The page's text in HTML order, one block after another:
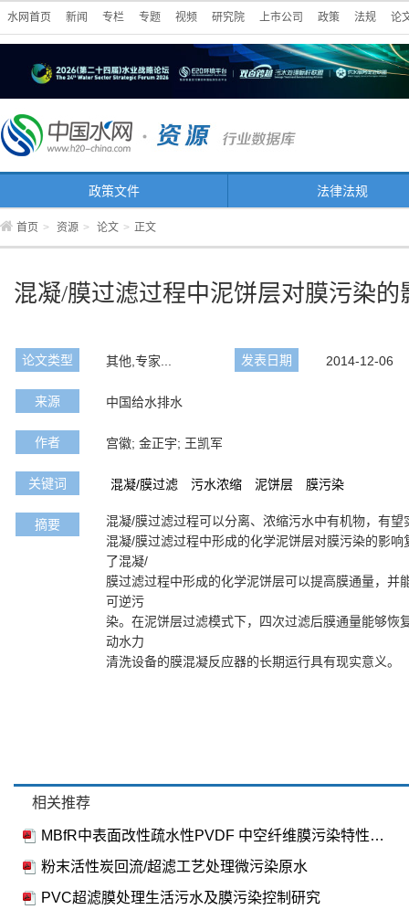
水网首页 新闻 专栏 专题 视频 研究院 上市公司 政策 法规 论
政策文件 法律法规
首页 > 资源 > 论文 > 正文
混凝/膜过滤过程中泥饼层对膜污染的
论文类型 其他,专家... 发表日期 2014-12-06
来源 中国给水排水
作者 宫徽; 金正宇; 王凯军
关键词 混凝/膜过滤 污水浓缩 泥饼层 膜污染
摘要
混凝/膜过滤过程可以分离、浓缩污水中有机物，有
混凝/膜过滤过程中形成的化学泥饼层对膜污染的影
了混凝/
膜过滤过程中形成的化学泥饼层可以提高膜通量，并
可逆污
染。在泥饼层过滤模式下，四次过滤后膜通量能够恢
动水力
清洗设备的膜混凝反应器的长期运行具有现实意义。
相关推荐
MBfR中表面改性疏水性PVDF 中空纤维膜污染特性研究
粉末活性炭回流/超滤工艺处理微污染原水
PVC超滤膜处理生活污水及膜污染控制研究